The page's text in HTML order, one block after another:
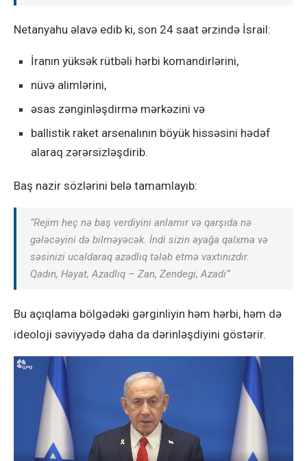
Netanyahu əlavə edib ki, son 24 saat ərzində İsrail:
İranın yüksək rütbəli hərbi komandirlərini,
nüvə alimlərini,
əsas zənginləşdirmə mərkəzini və
ballistik raket arsenalının böyük hissəsini hədəf
alaraq zərərsizləşdirib.
Baş nazir sözlərini belə tamamlayıb:
“Rejim heç nə baş verdiyini anlamır və qarşıda nə
gələcəyini də bilməyəcək. İndi sizin ayağa qalxma və
səsinizi ucaldaraq azadlıq tələb etmə vaxtınızdır.
Qadın, Həyat, Azadlıq – Zan, Zendegi, Azadi”
Bu açıqlama bölgədəki gərginliyin həm hərbi, həm də
ideoloji səviyyədə daha da dərinləşdiyini göstərir.